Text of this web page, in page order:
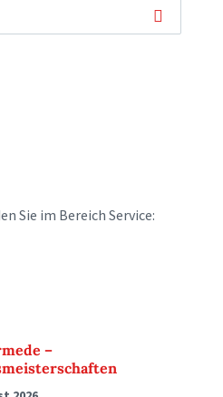
Sie im Bereich Service:
–